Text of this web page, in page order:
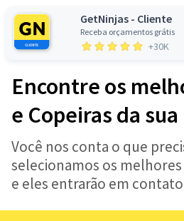
GetNinjas - Cliente
Receba orçamentos grátis
+30K
Encontre os
e Copeiras da
Você nos conta o que
selecionamos os
e eles entrarão em